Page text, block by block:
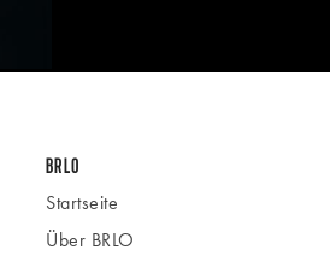
BRLO
Startseite
Über BRLO